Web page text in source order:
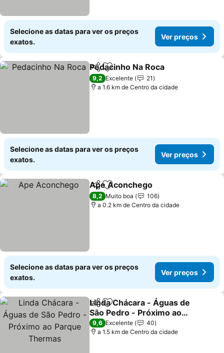
Selecione as datas para ver os preços
exatos.
Ver preços
PartilharAdicionar aos favoritos
Pedacinho Na Roca
9,2 Excelente
21
a 1.6 km de Centro da cidade
Selecione as datas para ver os preços
exatos.
Ver preços
PartilharAdicionar aos favoritos
Ape Aconchego
8,2 Muito boa
106
a 0.2 km de Centro da cidade
Selecione as datas para ver os preços
exatos.
Ver preços
PartilharAdicionar aos favoritos
Linda Chácara - Águas de
São Pedro - Próximo ao
Parque Thermas
Ver preços
9,6 Excelente
40
a 1.5 km de Centro da cidade